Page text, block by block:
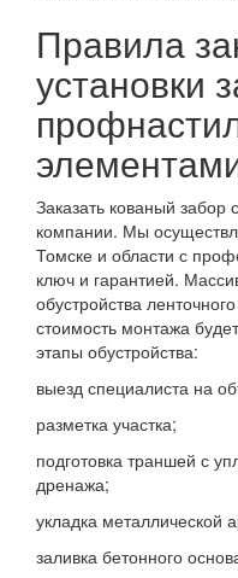
Правила
установки
Заказать кованый
компании. Мы
Томске и области с
ключ и гарантией.
обустройства
стоимость монтажа
этапы обустройства:
выезд специалиста на
разметка участка;
подготовка траншей с
дренажа;
укладка металлической
заливка бетонного